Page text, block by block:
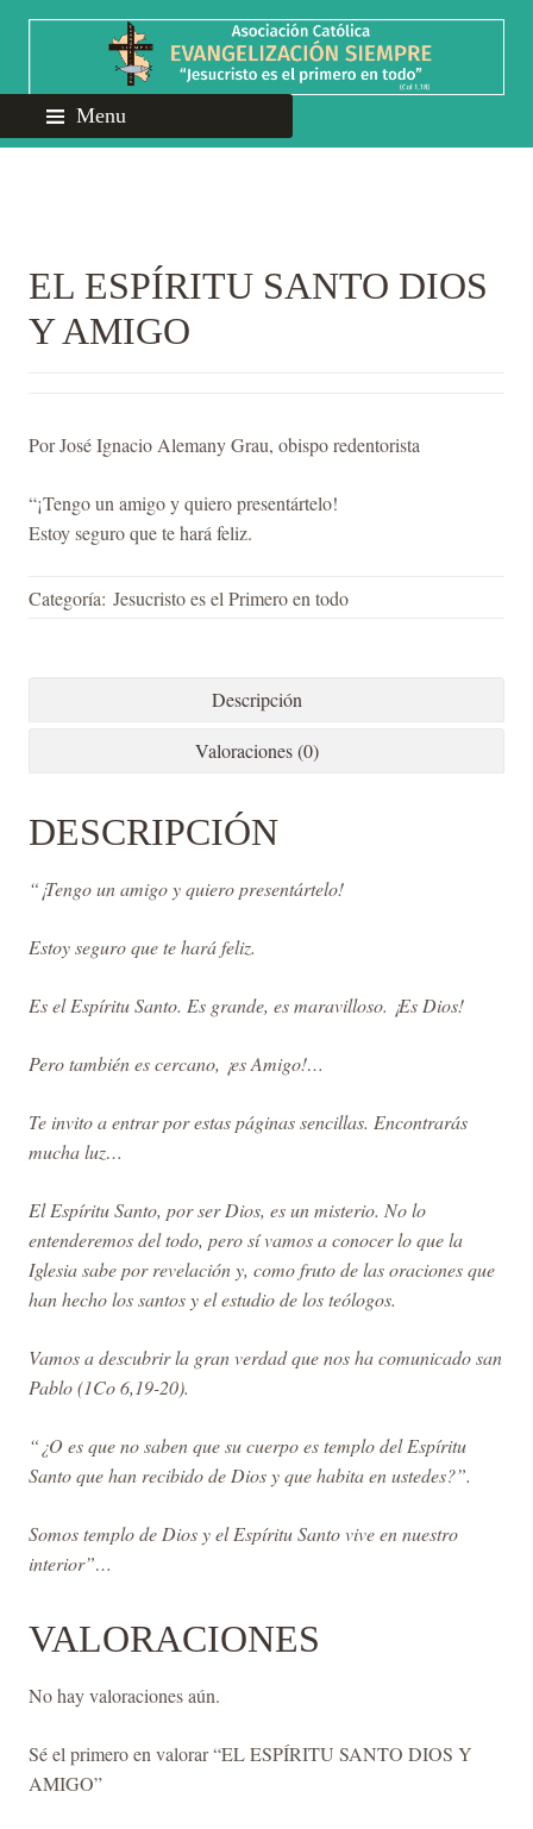
Menu
EL ESPÍRITU SANTO DIOS
Y AMIGO
Por José Ignacio Alemany Grau, obispo redentorista
“¡Tengo un amigo y quiero presentártelo!
Estoy seguro que te hará feliz.
Categoría: Jesucristo es el Primero en todo
Descripción
Valoraciones (0)
DESCRIPCIÓN
“¡Tengo un amigo y quiero presentártelo!
Estoy seguro que te hará feliz.
Es el Espíritu Santo. Es grande, es maravilloso. ¡Es Dios!
Pero también es cercano, ¡es Amigo!…
Te invito a entrar por estas páginas sencillas. Encontrarás
mucha luz…
El Espíritu Santo, por ser Dios, es un misterio. No lo
entenderemos del todo, pero sí vamos a conocer lo que la
Iglesia sabe por revelación y, como fruto de las oraciones que
han hecho los santos y el estudio de los teólogos.
Vamos a descubrir la gran verdad que nos ha comunicado san
Pablo (1Co 6,19-20).
“¿O es que no saben que su cuerpo es templo del Espíritu
Santo que han recibido de Dios y que habita en ustedes?”.
Somos templo de Dios y el Espíritu Santo vive en nuestro
interior”…
VALORACIONES
No hay valoraciones aún.
Sé el primero en valorar “EL ESPÍRITU SANTO DIOS Y
AMIGO”